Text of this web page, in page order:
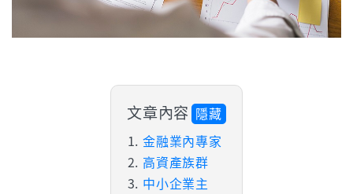
文章內容 隱藏
金融業內專家
高資產族群
中小企業主